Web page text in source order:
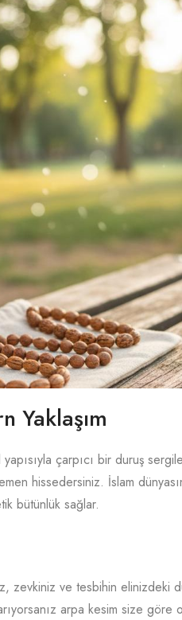
Yaklaşım
çarpıcı bir duruş
hissedersiniz. İslam
bütünlük sağlar.
zevkiniz ve tesbihin elinizdeki
arpa kesim size göre